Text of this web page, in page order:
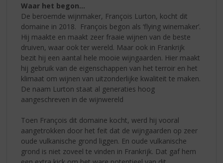
Waar het begon…
De beroemde wijnmaker, François Lurton, kocht dit
domaine in 2018. François begon als ‘flying winemaker’.
Hij maakte en maakt zeer fraaie wijnen van de beste
druiven, waar ook ter wereld. Maar ook in Frankrijk
bezit hij een aantal hele mooie wijngaarden. Hier maakt
hij gebruik van de eigenschappen van het terroir en het
klimaat om wijnen van uitzonderlijke kwaliteit te maken.
De naam Lurton staat al generaties hoog
aangeschreven in de wijnwereld
Toen François dit domaine kocht, werd hij vooral
aangetrokken door het feit dat de wijngaarden op zeer
oude vulkanische grond liggen. En oude vulkanische
grond is niet zoveel te vinden in Frankrijk. Dat gaf hem